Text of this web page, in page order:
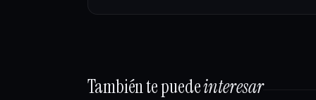
También te puedeinteresar